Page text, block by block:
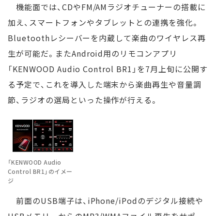
機能面では、CDやFM/AMラジオチューナーの搭載に
加え、スマートフォンやタブレットとの連携を強化。
Bluetoothレシーバーを内蔵して楽曲のワイヤレス再
生が可能だ。またAndroid用のリモコンアプリ
「KENWOOD Audio Control BR1」を7月上旬に公開す
る予定で、これを導入した端末から楽曲再生や音量調
節、ラジオの選局といった操作が行える。
「KENWOOD Audio
Control BR1」のイメー
ジ
前面のUSB端子は、iPhone/iPodのデジタル接続や